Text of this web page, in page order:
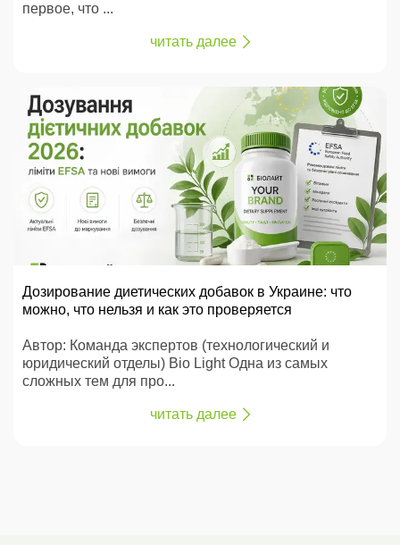
первое, что ...
читать далее
Дозирование диетических добавок в Украине: что
можно, что нельзя и как это проверяется
Автор: Команда экспертов (технологический и
юридический отделы) Bio Light Одна из самых
сложных тем для про...
читать далее